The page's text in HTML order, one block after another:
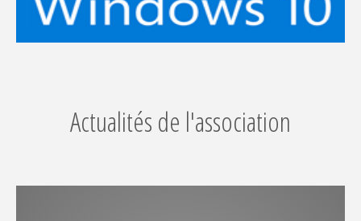
Actualités de l'association